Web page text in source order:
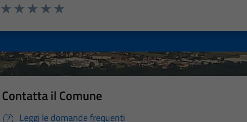
Contatta il Comune
Leggi le domande frequenti